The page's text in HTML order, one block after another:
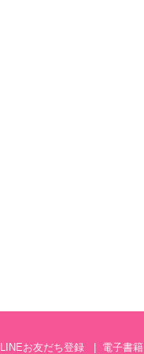
LINEお友だち登録 電子書籍